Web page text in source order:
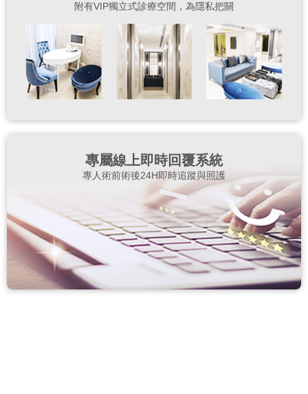
附有VIP獨立式診療空間，為隱私把關
專屬線上即時回覆系統
專人術前術後24H即時追蹤與照護